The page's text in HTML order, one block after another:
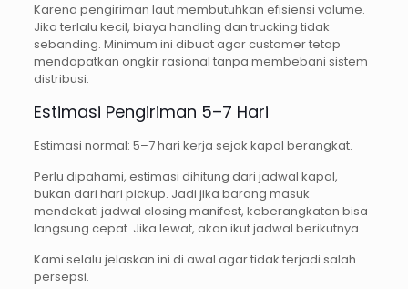
Karena pengiriman laut membutuhkan efisiensi volume.
Jika terlalu kecil, biaya handling dan trucking tidak
sebanding. Minimum ini dibuat agar customer tetap
mendapatkan ongkir rasional tanpa membebani sistem
distribusi.
Estimasi Pengiriman 5–7 Hari
Estimasi normal: 5–7 hari kerja sejak kapal berangkat.
Perlu dipahami, estimasi dihitung dari jadwal kapal,
bukan dari hari pickup. Jadi jika barang masuk
mendekati jadwal closing manifest, keberangkatan bisa
langsung cepat. Jika lewat, akan ikut jadwal berikutnya.
Kami selalu jelaskan ini di awal agar tidak terjadi salah
persepsi.